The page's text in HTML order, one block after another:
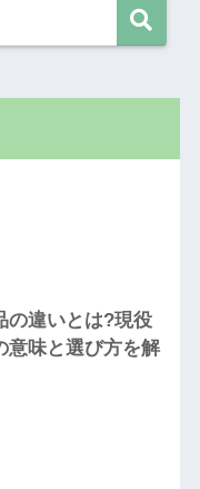
の違いとは?現役
意味と選び方を解